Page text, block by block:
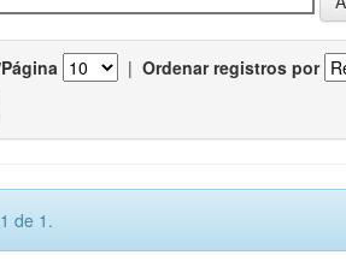
| Ordenar registros por
de 1.